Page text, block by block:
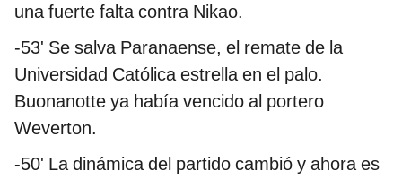
una fuerte falta contra Nikao.
-53' Se salva Paranaense, el remate de la
Universidad Católica estrella en el palo.
Buonanotte ya había vencido al portero
Weverton.
-50' La dinámica del partido cambió y ahora es